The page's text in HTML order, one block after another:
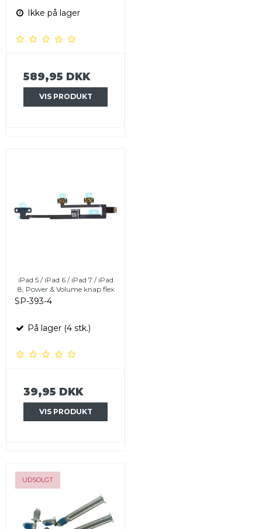
Ikke på lager
589,95 DKK
VIS PRODUKT
iPad 5 / iPad 6 / iPad 7 / iPad
8, Power & Volume knap flex
SP-393-4
På lager (4 stk.)
39,95 DKK
VIS PRODUKT
UDSOLGT